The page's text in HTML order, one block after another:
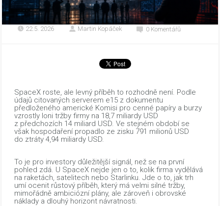
22.5. 2026 Martin Kopáček 0 Komentářů
SpaceX roste, ale levný příběh to rozhodně není. Podle
údajů citovaných serverem e15 z dokumentu
předloženého americké Komisi pro cenné papíry a burzy
vzrostly loni tržby firmy na 18,7 miliardy USD
z předchozích 14 miliard USD. Ve stejném období se
však hospodaření propadlo ze zisku 791 milionů USD
do ztráty 4,94 miliardy USD.
To je pro investory důležitější signál, než se na první
pohled zdá. U SpaceX nejde jen o to, kolik firma vydělává
na raketách, satelitech nebo Starlinku. Jde o to, jak trh
umí ocenit růstový příběh, který má velmi silné tržby,
mimořádně ambiciózní plány, ale zároveň i obrovské
náklady a dlouhý horizont návratnosti.